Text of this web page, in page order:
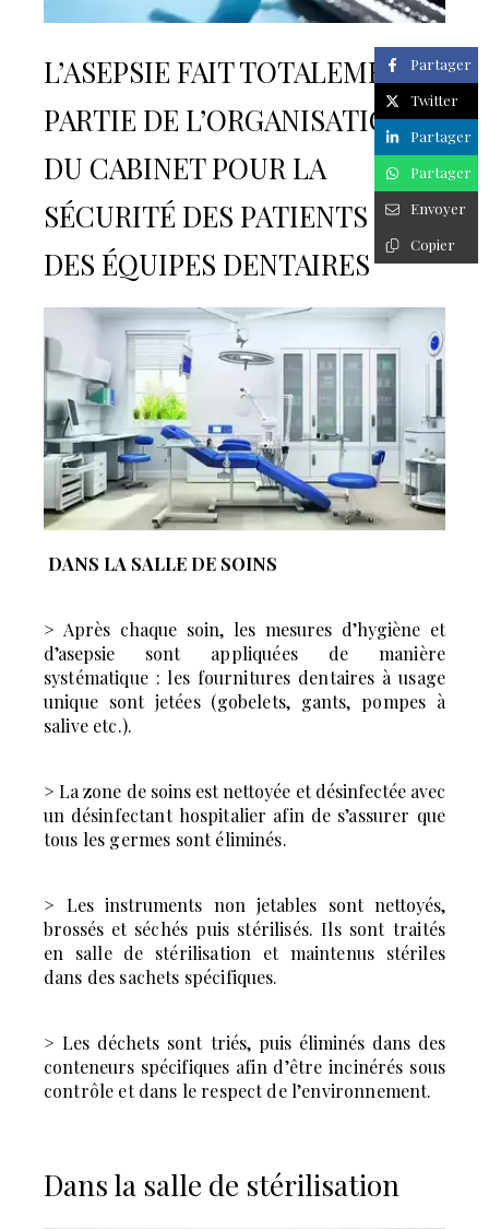
L’ASEPSIE FAIT TOTALEMENT
PARTIE DE L’ORGANISATION
DU CABINET POUR LA
SÉCURITÉ DES PATIENTS ET
DES ÉQUIPES DENTAIRES
DANS LA SALLE DE SOINS
> Après chaque soin, les mesures d’hygiène et
d’asepsie sont appliquées de manière
systématique : les fournitures dentaires à usage
unique sont jetées (gobelets, gants, pompes à
salive etc.).
> La zone de soins est nettoyée et désinfectée avec
un désinfectant hospitalier afin de s’assurer que
tous les germes sont éliminés.
> Les instruments non jetables sont nettoyés,
brossés et séchés puis stérilisés. Ils sont traités
en salle de stérilisation et maintenus stériles
dans des sachets spécifiques.
> Les déchets sont triés, puis éliminés dans des
conteneurs spécifiques afin d’être incinérés sous
contrôle et dans le respect de l’environnement.
Dans la salle de stérilisation
Partager
Twitter
Partager
Partager
Envoyer
Copier